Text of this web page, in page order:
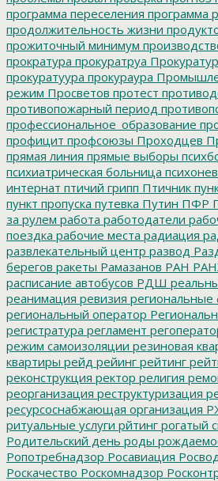
программа переселения программа
продолжительность жизни
прожиточный минимум
прократура прокуратруа
прокуратуура прокураура
режим Просветов протест
противопожарный период
профессиональное_образование
профицит профсоюзы Проходцев
прямая линия прямые выборы
психиатрическая больница
интернат птичий грипп Птичник
пункт пропуска путевка Путин ПФР
за рулем работа работодатели
поездка рабочие места радиация
развлекательный центр развод
берегов ракеты Рамазанов РАН
расписание автобусов РДШ
реанимация ревизия региональные
региональный оператор
регистратура регламент
режим самоизоляции резиновая
квартиры рейд рейинг рейтинг
реконструкция ректор религия
реорганизация реструктуризация
ресурсоснабжающая организация
ритуальные услуги рйтинг рогатый
Родительский день роды
Ропотребнадзор Росавиация
Роскачество Роскомнадзор